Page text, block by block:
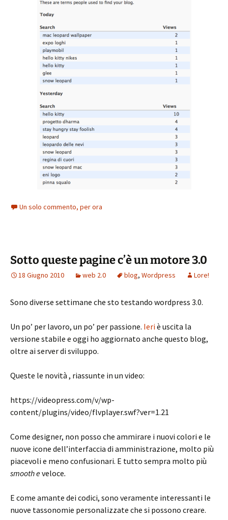
Un solo commento, per ora
Sotto queste pagine c’è un motore 3.0
18 Giugno 2010 web 2.0 blog, Wordpress Lore!
Sono diverse settimane che sto testando wordpress 3.0.
Un po’ per lavoro, un po’ per passione. Ieriè uscita la
versione stabile e oggi ho aggiornato anche questo blog,
oltre ai server di sviluppo.
Queste le novità , riassunte in un video:
https://videopress.com/v/wp-
content/plugins/video/flvplayer.swf?ver=1.21
Come designer, non posso che ammirare i nuovi colori e le
nuove icone dell’interfaccia di amministrazione, molto più
piacevoli e meno confusionari. E tutto sempra molto più
smooth eveloce.
E come amante dei codici, sono veramente interessanti le
nuove tassonomie personalizzate che si possono creare.